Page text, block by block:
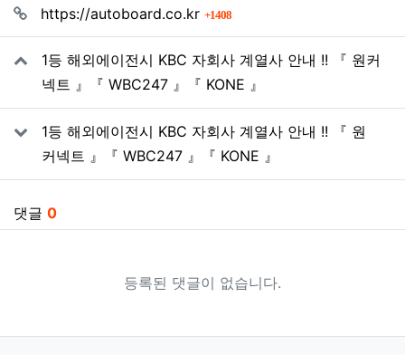
https://autoboard.co.kr
1408회 연결
1등 해외에이전시 KBC 자회사 계열사 안내 !! 『 원커
넥트 』『 WBC247 』『 KONE 』
1등 해외에이전시 KBC 자회사 계열사 안내 !! 『 원
커넥트 』『 WBC247 』『 KONE 』
댓글 0
등록된 댓글이 없습니다.